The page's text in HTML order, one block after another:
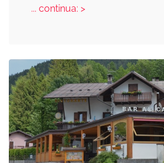
... continua: >